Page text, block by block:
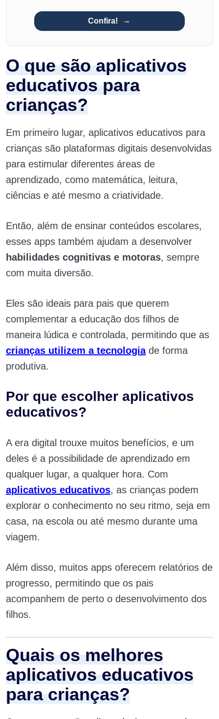
Confira!
O que são aplicativos
educativos para
crianças?
Em primeiro lugar, aplicativos educativos para
crianças são plataformas digitais desenvolvidas
para estimular diferentes áreas de
aprendizado, como matemática, leitura,
ciências e até mesmo a criatividade.
Então, além de ensinar conteúdos escolares,
esses apps também ajudam a desenvolver
habilidades cognitivas e motoras, sempre
com muita diversão.
Eles são ideais para pais que querem
complementar a educação dos filhos de
maneira lúdica e controlada, permitindo que as
crianças utilizem a tecnologiade forma
produtiva.
Por que escolher aplicativos
educativos?
A era digital trouxe muitos benefícios, e um
deles é a possibilidade de aprendizado em
qualquer lugar, a qualquer hora. Com
aplicativos educativos, as crianças podem
explorar o conhecimento no seu ritmo, seja em
casa, na escola ou até mesmo durante uma
viagem.
Além disso, muitos apps oferecem relatórios de
progresso, permitindo que os pais
acompanhem de perto o desenvolvimento dos
filhos.
Quais os melhores
aplicativos educativos
para crianças?